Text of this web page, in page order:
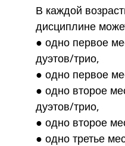
В каждой
дисциплине
● одно первое
дуэтов/трио,
● одно первое
● одно второе
дуэтов/трио,
● одно второе
● одно третье